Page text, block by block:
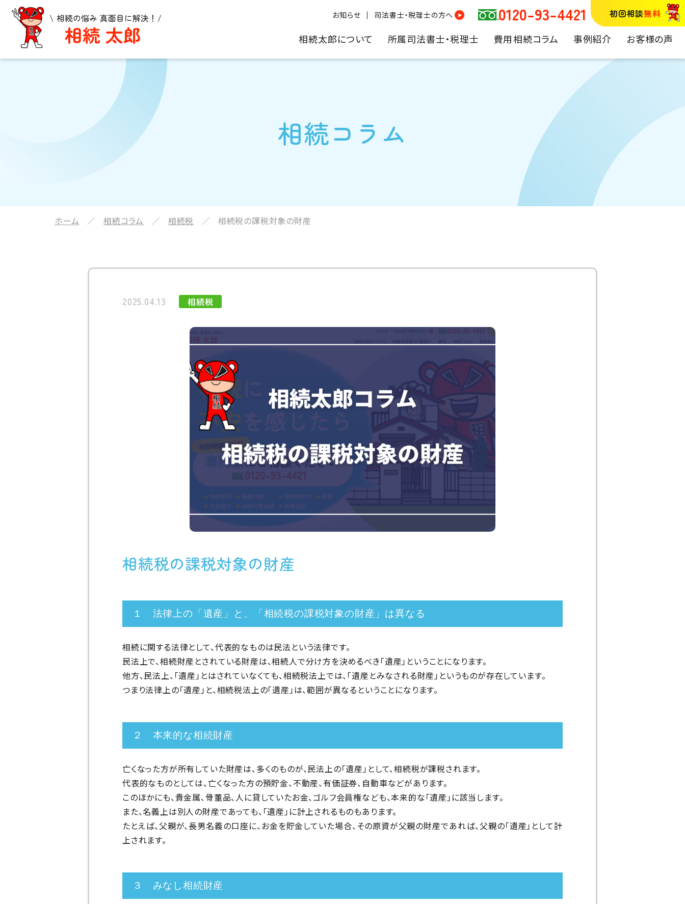
お知らせ 司法書士・税理士の方へ 0120-93-4421
相続太郎について 所属司法書士・税理士 費用相続コラム 事例紹介 お客様の声
初回相談無料
相続コラム
ホーム 相続コラム 相続税 相続税の課税対象の財産
2025.04.13 相続税
相続税の課税対象の財産
１ 法律上の「遺産」と、「相続税の課税対象の財産」は異なる
相続に関する法律として、代表的なものは民法という法律です。
民法上で、相続財産とされている財産は、相続人で分け方を決めるべき「遺産」ということになります。
他方、民法上、「遺産」とはされていなくても、相続税法上では、「遺産とみなされる財産」というものが存在しています。
つまり法律上の「遺産」と、相続税法上の「遺産」は、範囲が異なるということになります。
２ 本来的な相続財産
亡くなった方が所有していた財産は、多くのものが、民法上の「遺産」として、相続税が課税されます。
代表的なものとしては、亡くなった方の預貯金、不動産、有価証券、自動車などがあります。
このほかにも、貴金属、骨董品、人に貸していたお金、ゴルフ会員権なども、本来的な「遺産」に該当します。
また、名義上は別人の財産であっても、「遺産」に計上されるものもあります。
たとえば、父親が、長男名義の口座に、お金を貯金していた場合、その原資が父親の財産であれば、父親の「遺産」として計
上されます。
３ みなし相続財産